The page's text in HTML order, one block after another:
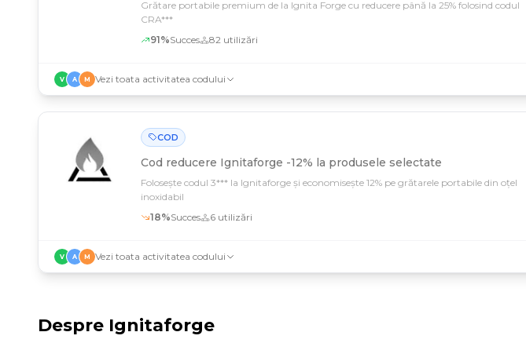
Grătare portabile premium de la Ignita Forge cu reducere până la 25% folosind codul
CRA***
91%Succes 82 utilizări
V A M Vezi toata activitatea codului
COD
Cod reducere Ignitaforge -12% la produsele selectate
Folosește codul 3*** la Ignitaforge și economisește 12% pe grătarele portabile din oțel
inoxidabil
18%Succes 6 utilizări
V A M Vezi toata activitatea codului
Despre Ignitaforge